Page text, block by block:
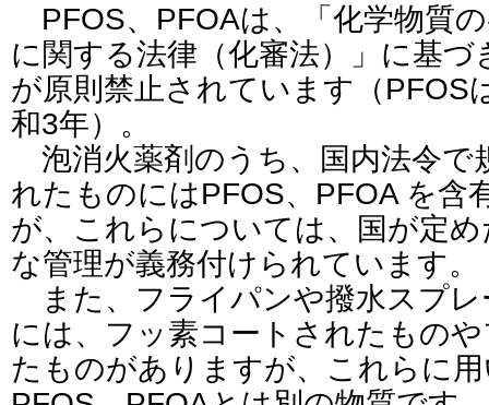
PFOS、PFOAは、「化学物質
に関する法律（化審法）」に基づ
が原則禁止されています（PFOS
和3年）。
泡消火薬剤のうち、国内法令で
れたものにはPFOS、PFOA を含
が、これらについては、国が定
な管理が義務付けられています。
また、フライパンや撥水スプレ
には、フッ素コートされたもの
たものがありますが、これらに